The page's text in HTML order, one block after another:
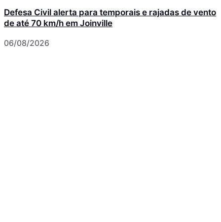
Defesa Civil alerta para temporais e rajadas de vento
de até 70 km/h em Joinville
06/08/2026